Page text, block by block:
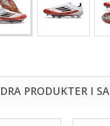
PRODUKTER I